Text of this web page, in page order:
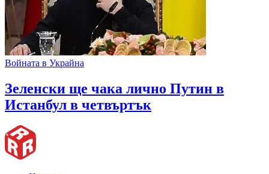
Войната в Украйна
Зеленски ще чака лично Путин в
Истанбул в четвъртък